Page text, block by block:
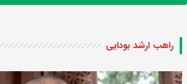
راهب ارشد بودایی